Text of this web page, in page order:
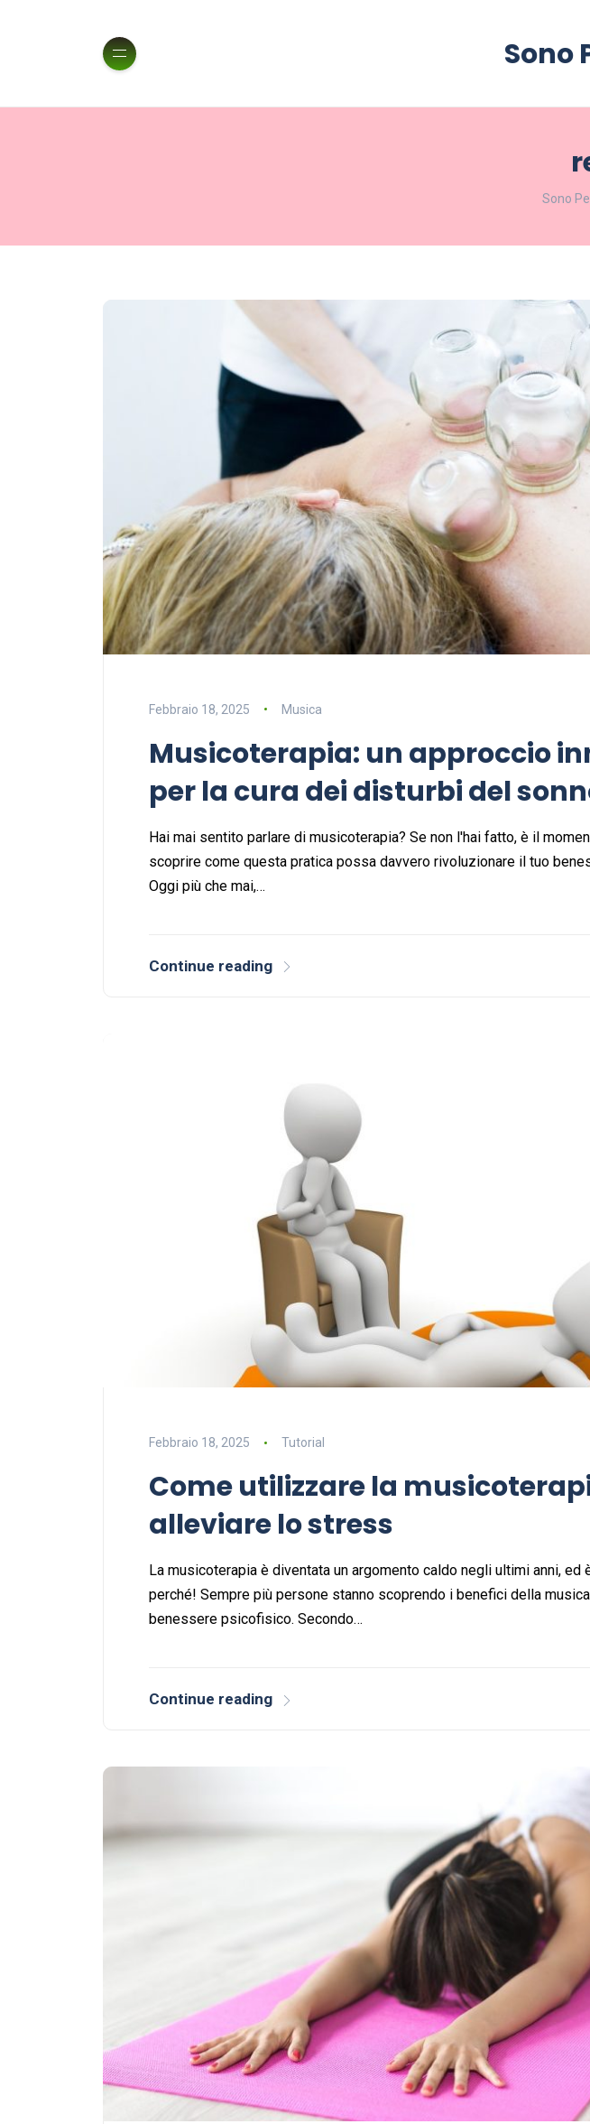
Sono
Sono
Febbraio 18, 2025 Musica
Musicoterapia: un approccio
per la cura dei disturbi del
Hai mai sentito parlare di musicoterapia? Se non l'hai fatto, è il
scoprire come questa pratica possa davvero rivoluzionare il tuo
Oggi più che mai,…
Continue reading
Febbraio 18, 2025 Tutorial
Come utilizzare la
alleviare lo stress
La musicoterapia è diventata un argomento caldo negli ultimi anni, ed
perché! Sempre più persone stanno scoprendo i benefici della
benessere psicofisico. Secondo…
Continue reading